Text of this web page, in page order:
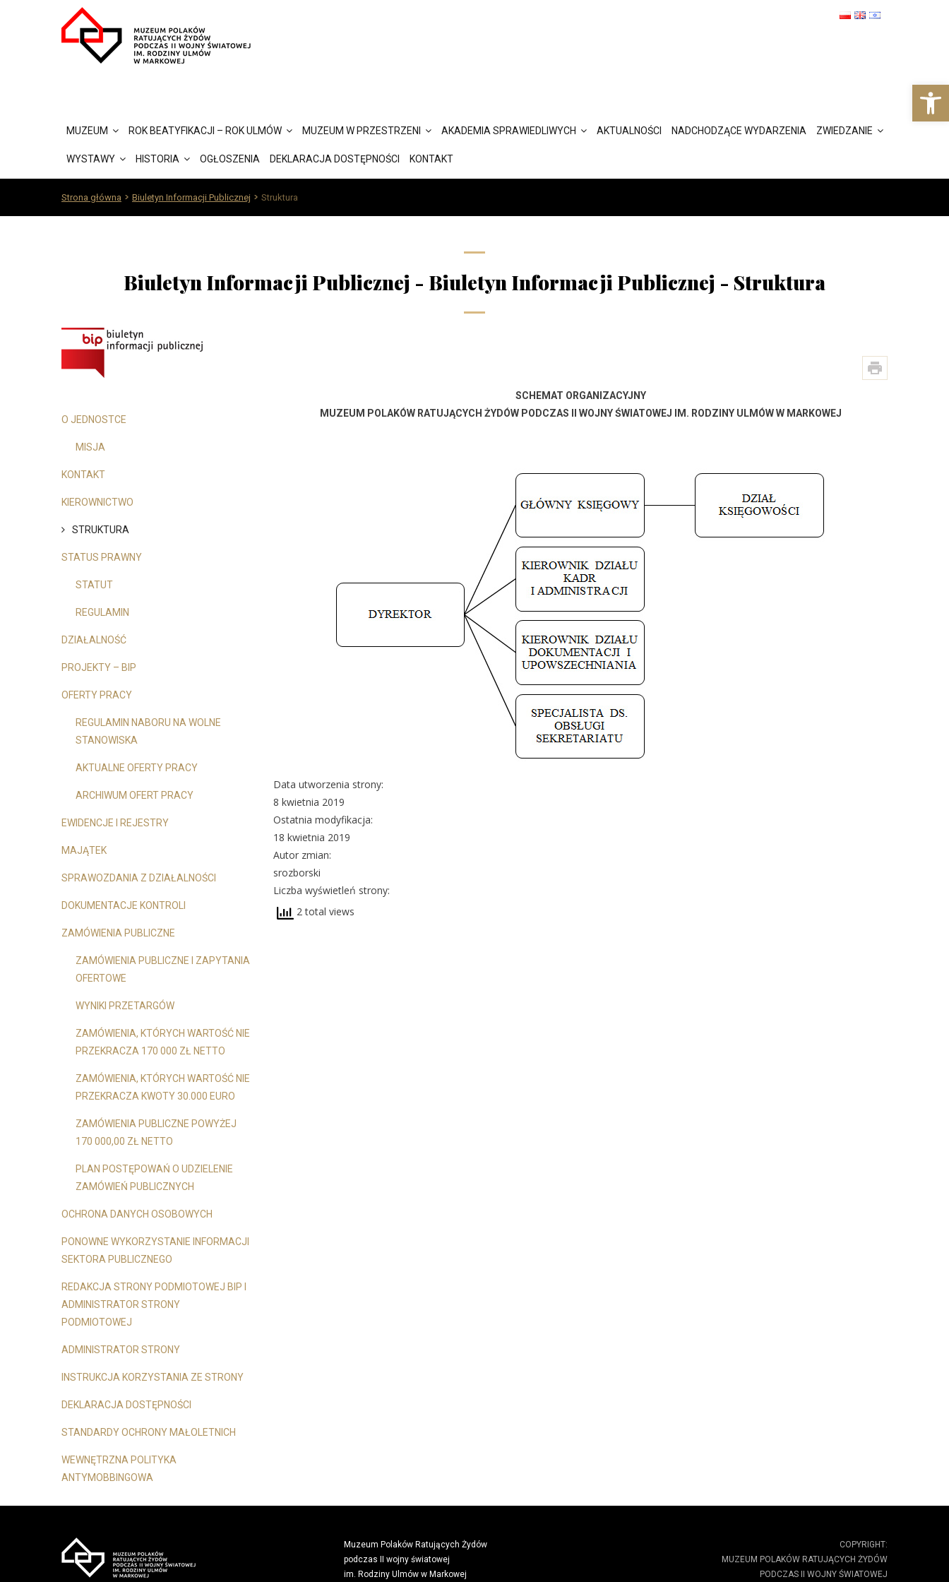
MUZEUM ROK BEATYFIKACJI – ROK ULMÓW MUZEUM W PRZESTRZENI AKADEMIA SPRAWIEDLIWYCH AKTUALNOŚCI NADCHODZĄCE WYDARZENIA ZWIEDZANIE
WYSTAWY HISTORIA OGŁOSZENIA DEKLARACJA DOSTĘPNOŚCI KONTAKT
Strona główna Biuletyn Informacji Publicznej Struktura
Biuletyn Informacji Publicznej - Biuletyn Informacji Publicznej - Struktura
O JEDNOSTCE
MISJA
KONTAKT
KIEROWNICTWO
STRUKTURA
STATUS PRAWNY
STATUT
REGULAMIN
DZIAŁALNOŚĆ
PROJEKTY – BIP
OFERTY PRACY
REGULAMIN NABORU NA WOLNE
STANOWISKA
AKTUALNE OFERTY PRACY
ARCHIWUM OFERT PRACY
EWIDENCJE I REJESTRY
MAJĄTEK
SPRAWOZDANIA Z DZIAŁALNOŚCI
DOKUMENTACJE KONTROLI
ZAMÓWIENIA PUBLICZNE
ZAMÓWIENIA PUBLICZNE I ZAPYTANIA
OFERTOWE
WYNIKI PRZETARGÓW
ZAMÓWIENIA, KTÓRYCH WARTOŚĆ NIE
PRZEKRACZA 170 000 ZŁ NETTO
ZAMÓWIENIA, KTÓRYCH WARTOŚĆ NIE
PRZEKRACZA KWOTY 30.000 EURO
ZAMÓWIENIA PUBLICZNE POWYŻEJ
170 000,00 ZŁ NETTO
PLAN POSTĘPOWAŃ O UDZIELENIE
ZAMÓWIEŃ PUBLICZNYCH
OCHRONA DANYCH OSOBOWYCH
PONOWNE WYKORZYSTANIE INFORMACJI
SEKTORA PUBLICZNEGO
REDAKCJA STRONY PODMIOTOWEJ BIP I
ADMINISTRATOR STRONY
PODMIOTOWEJ
ADMINISTRATOR STRONY
INSTRUKCJA KORZYSTANIA ZE STRONY
DEKLARACJA DOSTĘPNOŚCI
STANDARDY OCHRONY MAŁOLETNICH
WEWNĘTRZNA POLITYKA
ANTYMOBBINGOWA
SCHEMAT ORGANIZACYJNY
MUZEUM POLAKÓW RATUJĄCYCH ŻYDÓW PODCZAS II WOJNY ŚWIATOWEJ IM. RODZINY ULMÓW W MARKOWEJ
Data utworzenia strony:
8 kwietnia 2019
Ostatnia modyfikacja:
18 kwietnia 2019
Autor zmian:
srozborski
Liczba wyświetleń strony:
2 total views
Muzeum Polaków Ratujących Żydów
podczas II wojny światowej
im. Rodziny Ulmów w Markowej
COPYRIGHT:
MUZEUM POLAKÓW RATUJĄCYCH ŻYDÓW
PODCZAS II WOJNY ŚWIATOWEJ